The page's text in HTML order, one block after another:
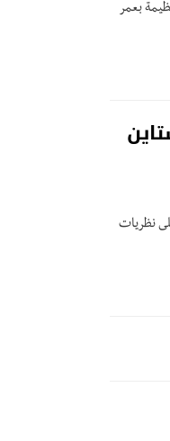
بعمر
نظريات